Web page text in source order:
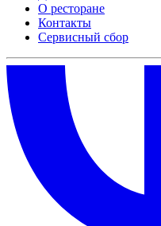
О ресторане
Контакты
Сервисный сбор